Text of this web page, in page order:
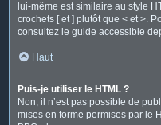
lui-même est similaire au style
crochets [ et ] plutôt que < et >.
consultez le guide accessible
Haut
Puis-je utiliser le HTML ?
Non, il n’est pas possible de
mises en forme permises par le